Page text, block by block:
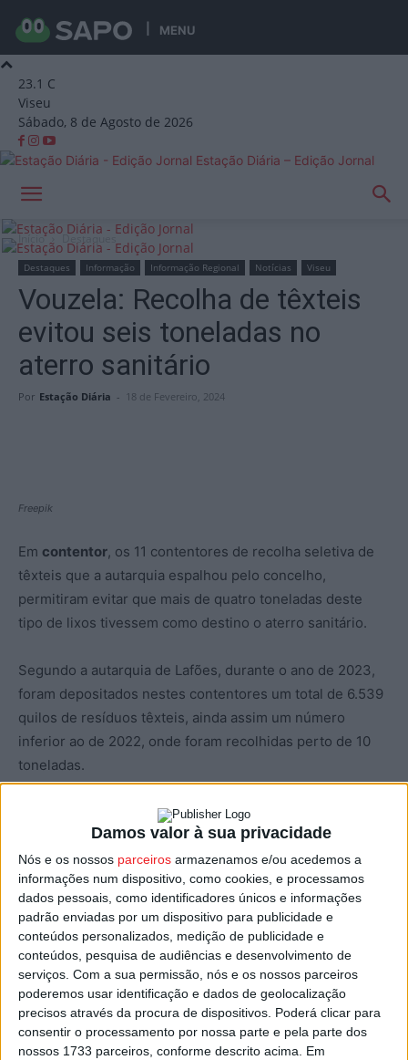
Damos valor à sua privacidade
Nós e os nossos parceiros armazenamos e/ou acedemos a
informações num dispositivo, como cookies, e processamos
dados pessoais, como identificadores únicos e informações
padrão enviadas por um dispositivo para publicidade e
conteúdos personalizados, medição de publicidade e
conteúdos, pesquisa de audiências e desenvolvimento de
serviços. Com a sua permissão, nós e os nossos parceiros
poderemos usar identificação e dados de geolocalização
precisos através da procura de dispositivos. Poderá clicar para
consentir o processamento por nossa parte e pela parte dos
nossos 1733 parceiros, conforme descrito acima. Em
MENU
23.1 C
Viseu
Sábado, 8 de Agosto de 2026
Estação Diária – Edição Jornal
Início Destaques
Destaques Informação Informação Regional Notícias Viseu
Vouzela: Recolha de têxteis
evitou seis toneladas no
aterro sanitário
Por Estação Diária - 18 de Fevereiro, 2024
Freepik
Em contentor, os 11 contentores de recolha seletiva de
têxteis que a autarquia espalhou pelo concelho,
permitiram evitar que mais de quatro toneladas deste
tipo de lixos tivessem como destino o aterro sanitário.
Segundo a autarquia de Lafões, durante o ano de 2023,
foram depositados nestes contentores um total de 6.539
quilos de resíduos têxteis, ainda assim um número
inferior ao de 2022, onde foram recolhidas perto de 10
toneladas.
No total, foram 4,38 toneladas que resíduos que não
acabaram no aterro sanitário, o que corresponde a uma
redução de 23,54 toneladas nas emissões de CO2,
informou a autarquia de Vouzela, explicando que a
redução no volume da recolha é justificada com uma vida
mais longa que os consumidores dão aos artigos de têxtil
que adquirem.
Ainda segundo a autarquia de Vouzela, com esta
campanha foi possível reutilizar ou doar mais de 3
toneladas dos artigos recolhidos, enquanto 1.370 quilos